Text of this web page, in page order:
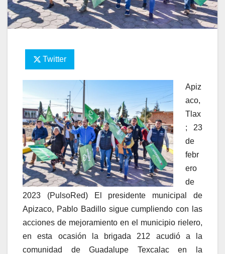
Twitter
Apiz
aco,
Tlax
; 23
de
febr
ero
de
2023 (PulsoRed) El presidente municipal de
Apizaco, Pablo Badillo sigue cumpliendo con las
acciones de mejoramiento en el municipio rielero,
en esta ocasión la brigada 212 acudió a la
comunidad de Guadalupe Texcalac en la